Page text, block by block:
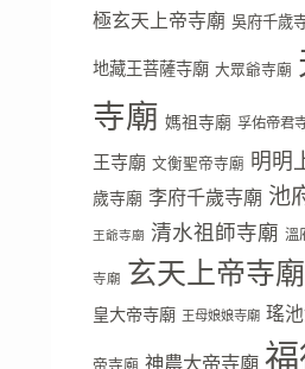
極玄天上帝寺廟 吳府千歲
地藏王菩薩寺廟 大眾爺寺廟
寺廟 媽祖寺廟 孚佑帝君
王寺廟 文衡聖帝寺廟 明明
歲寺廟 李府千歲寺廟 池
王爺寺廟 清水祖師寺廟 溫
寺廟 玄天上帝寺廟
皇大帝寺廟 王母娘娘寺廟 瑤
帝寺廟 神農大帝寺廟